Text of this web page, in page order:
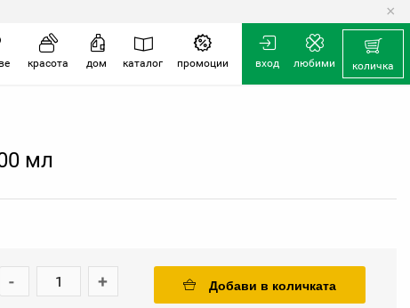
×
вход любими количка
красота дом каталог промоции
мл
- + Добави в количката